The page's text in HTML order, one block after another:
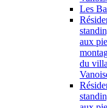
Les
aux
du